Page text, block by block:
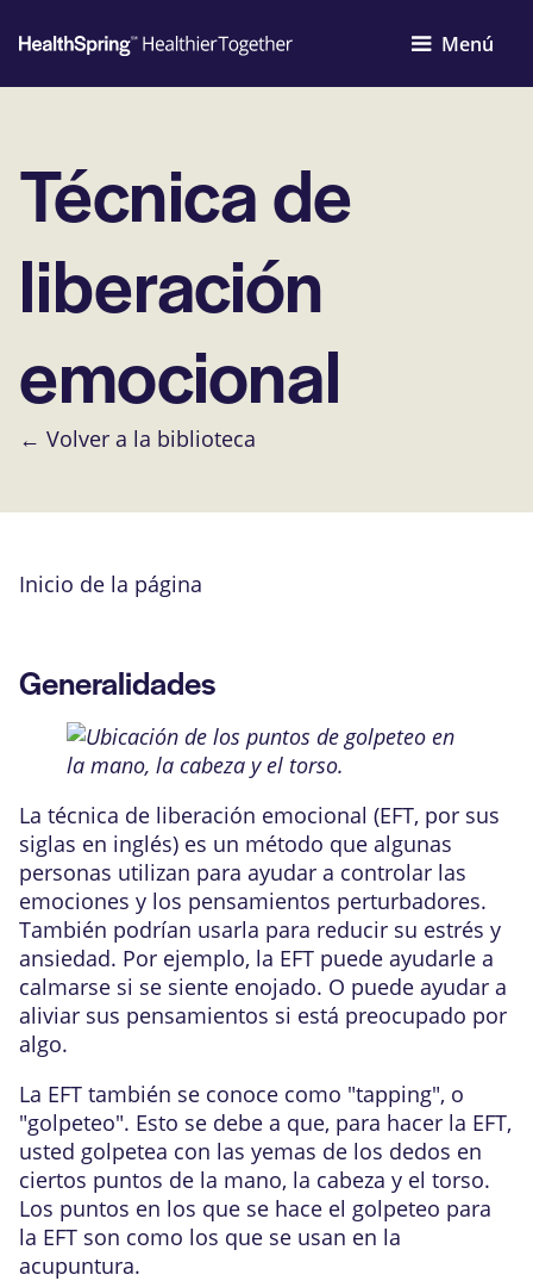
Menú
Técnica de
liberación
emocional
← Volver a la biblioteca
Inicio de la página
Generalidades
La técnica de liberación emocional (EFT, por sus
siglas en inglés) es un método que algunas
personas utilizan para ayudar a controlar las
emociones y los pensamientos perturbadores.
También podrían usarla para reducir su estrés y
ansiedad. Por ejemplo, la EFT puede ayudarle a
calmarse si se siente enojado. O puede ayudar a
aliviar sus pensamientos si está preocupado por
algo.
La EFT también se conoce como "tapping", o
"golpeteo". Esto se debe a que, para hacer la EFT,
usted golpetea con las yemas de los dedos en
ciertos puntos de la mano, la cabeza y el torso.
Los puntos en los que se hace el golpeteo para
la EFT son como los que se usan en la
acupuntura.